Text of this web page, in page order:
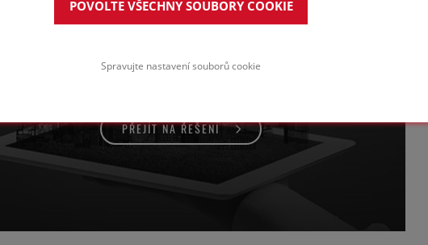
POVOLTE VŠECHNY SOUBORY COOKIE
Spravujte nastavení souborů cookie
pod základové desky
PŘEJÍT NA ŘEŠENÍ